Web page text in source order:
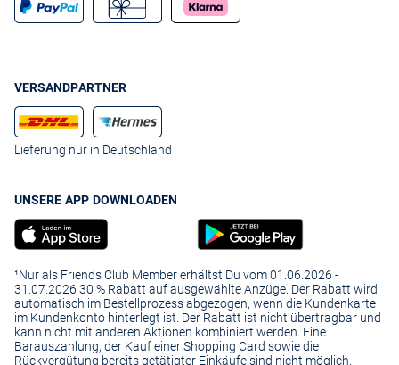
VERSANDPARTNER
Lieferung nur in Deutschland
UNSERE APP DOWNLOADEN
¹Nur als Friends Club Member erhältst Du vom 01.06.2026 -
31.07.2026 30 % Rabatt auf ausgewählte Anzüge. Der Rabatt wird
automatisch im Bestellprozess abgezogen, wenn die Kundenkarte
im Kundenkonto hinterlegt ist. Der Rabatt ist nicht übertragbar und
kann nicht mit anderen Aktionen kombiniert werden. Eine
Barauszahlung, der Kauf einer Shopping Card sowie die
Rückvergütung bereits getätigter Einkäufe sind nicht möglich.